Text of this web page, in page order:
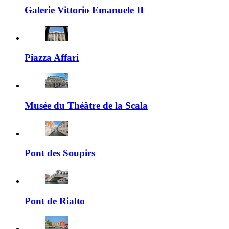
Galerie Vittorio Emanuele II
Piazza Affari
Musée du Théâtre de la Scala
Pont des Soupirs
Pont de Rialto